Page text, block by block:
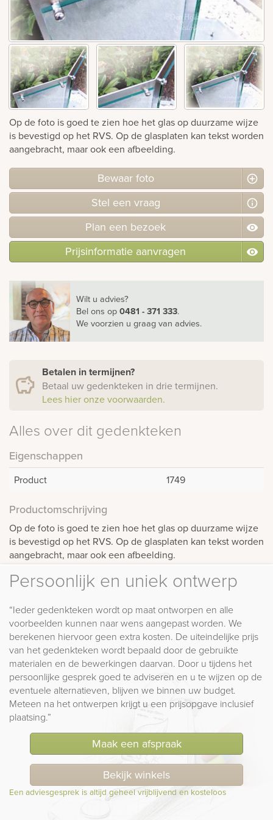
Op de foto is goed te zien hoe het glas op duurzame wijze
is bevestigd op het RVS. Op de glasplaten kan tekst worden
aangebracht, maar ook een afbeelding.
Bewaar foto
Stel een vraag
Plan een bezoek
Prijsinformatie aanvragen
Wilt u advies?
Bel ons op0481 - 371 333.
We voorzien u graag van advies.
Betalen in termijnen?
Betaal uw gedenkteken in drie termijnen.
Lees hier onze voorwaarden.
Alles over dit gedenkteken
Eigenschappen
Product 1749
Productomschrijving
Op de foto is goed te zien hoe het glas op duurzame wijze
is bevestigd op het RVS. Op de glasplaten kan tekst worden
aangebracht, maar ook een afbeelding.
Persoonlijk en uniek ontwerp
“Ieder gedenkteken wordt op maat ontworpen en alle
voorbeelden kunnen naar wens aangepast worden. We
berekenen hiervoor geen extra kosten. De uiteindelijke prijs
van het gedenkteken wordt bepaald door de gebruikte
materialen en de bewerkingen daarvan. Door u tijdens het
persoonlijke gesprek goed te adviseren en u te wijzen op de
eventuele alternatieven, blijven we binnen uw budget.
Meteen na het ontwerpen krijgt u een prijsopgave inclusief
plaatsing.”
Maak een afspraak
Bekijk winkels
Een adviesgesprek is altijd geheel vrijblijvend en kosteloos